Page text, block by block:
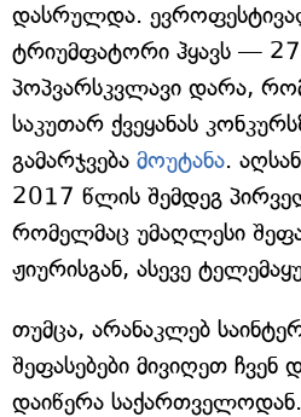
დასრულდა.
ტრიუმფატორი ჰყავს —
პოპვარსკვლავი დარა,
საკუთარ ქვეყანას
გამარჯვება მოუტანა.
2017 წლის შემდეგ
რომელმაც უმაღლესი
ჟიურისგან, ასევე
თუმცა, არანაკლებ
შეფასებები მივიღეთ ჩვენ
დაიწერა